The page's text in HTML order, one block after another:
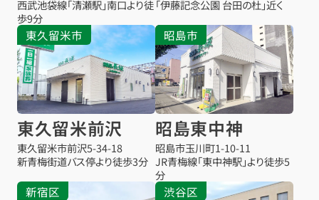
西武池袋線「清瀬駅」南口より徒
歩9分
「伊藤記念公園 台田の杜」近く
東久留米市
東久留米前沢
東久留米市前沢5-34-18
新青梅街道バス停より徒歩3分
昭島市
昭島東中神
昭島市玉川町1-10-11
JR青梅線「東中神駅」より徒歩5
分
新宿区 渋谷区